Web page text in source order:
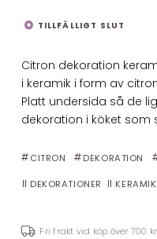
TILLFÄLLIGT SLUT
Citron dekoration
i keramik i form av
Platt undersida så de
dekoration i köket som
CITRON DEKORATION
DEKORATIONER KERAMIK
Fri frakt vid köp över 700 kr